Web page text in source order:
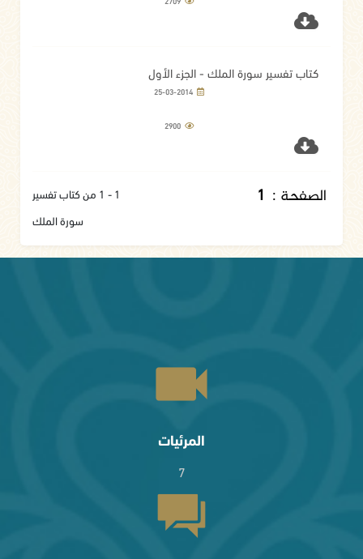
كتاب تفسير سورة الملك - الجزء الأول
25-03-2014
2900
الصفحة : 1
1 - 1 من كتاب تفسير
سورة الملك
المرئيات
7